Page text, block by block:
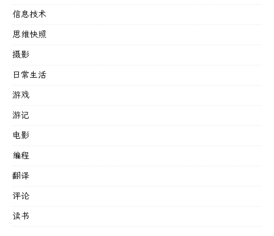
信息技术
思维快照
摄影
日常生活
游戏
游记
电影
编程
翻译
评论
读书